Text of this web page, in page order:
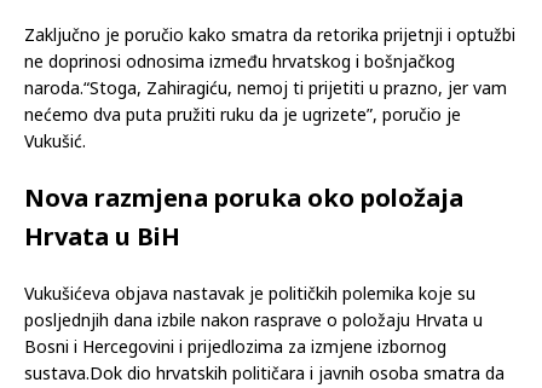
Nemoj prijetiti u prazno
Zaključno je poručio kako smatra da retorika prijetnji i optužbi
ne doprinosi odnosima između hrvatskog i bošnjačkog
nećemo dva puta pružiti ruku da je ugrizete”, poručio je
Nova razmjena poruka oko položaja
Hrvata u BiH
Vukušićeva objava nastavak je političkih polemika koje su